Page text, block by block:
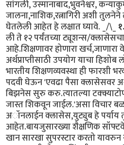
सांगली, उस्मानाबाद,भुवनेश्वर,
जालना,नाशिक,रत्नागिरी अशी
घेतलेली आहेत हे लक्षात घ्यावे. _/\_
ली ते १२ पर्यंतच्या ट्यूशन्स/
आहे.शिक्षणावर होणारा
अर्थप्राप्तीसाठी उपयोग याचा
भारतीय शिक्षणव्यवस्था ही फारशी
पदवी घेऊन 'एवढा पैसा क्लासेसवर
बिझनेस सुरु करु.त्यातल्या
जास्त शिकवून जाईल.'असा विचार
अॉनलाईन क्लासेस,युट्युब हे पर्याय
आहेत.बायजुसारख्या शैक्षणिक
खान सारखा सुपरस्टार करतो